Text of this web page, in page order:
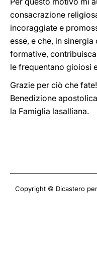
consacrazione
incoraggiate e
esse, e che, in
formative,
le frequentano gioiosi
Grazie per ciò che
Benedizione
la Famiglia lasalliana.
Copyright © Dicastero